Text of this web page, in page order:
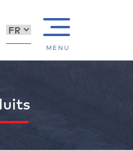
MENU